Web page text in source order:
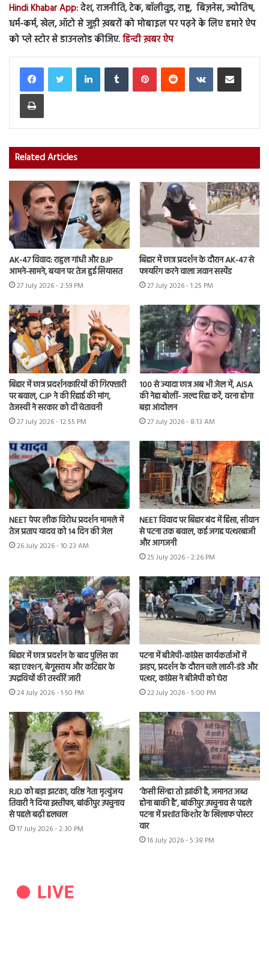
Hindi Khabar App:देश, राजनीति, टेक, बॉलीवुड, राष्ट्र, बिज़नेस, ज्योतिष,
धर्म-कर्म, खेल, ऑटो से जुड़ी ख़बरों को मोबाइल पर पढ़ने के लिए हमारे ऐप
को प्ले स्टोर से डाउनलोड कीजिए.हिन्दी ख़बर ऐप
LinkedInTumblr PinterestReddit VKontakteShare via Email
Print
Related Articles
AK-47 विवाद: राहुल गांधी और BJP
आमने-सामने, बयान पर तेज हुई सियासत
27 July 2026 - 2:59 PM
बिहार में छात्र प्रदर्शन के दौरान AK-47 से
फायरिंग करने वाला जवान सस्पेंड
27 July 2026 - 1:25 PM
बिहार में छात्र प्रदर्शनकारियों की गिरफ्तारी
पर बवाल, CJP ने की रिहाई की मांग,
तेजस्वी ने सरकार को दी चेतावनी
27 July 2026 - 12:55 PM
100 से ज्यादा छात्र अब भी जेल में, AISA
की नेहा बोलीं- जल्द रिहा करें, वरना होगा
बड़ा आंदोलन
27 July 2026 - 8:13 AM
NEET पेपर लीक विरोध प्रदर्शन मामले में
तेज प्रताप यादव को 14 दिन की जेल
26 July 2026 - 10:23 AM
NEET विवाद पर बिहार बंद में हिंसा, सीवान
से पटना तक बवाल, कई जगह पत्थरबाजी
और आगजनी
25 July 2026 - 2:26 PM
बिहार में छात्र प्रदर्शन के बाद पुलिस का
बड़ा एक्शन, बेगूसराय और कटिहार के
उपद्रवियों की तस्वीरें जारी
24 July 2026 - 1:50 PM
पटना में बीजेपी-कांग्रेस कार्यकर्ताओं में
झड़प, प्रदर्शन के दौरान चले लाठी-डंडे और
पत्थर, कांग्रेस ने बीजेपी को घेरा
22 July 2026 - 5:00 PM
RJD को बड़ा झटका, वरिष्ठ नेता मृत्युंजय
तिवारी ने दिया इस्तीफा, बांकीपुर उपचुनाव
से पहले बढ़ी हलचल
17 July 2026 - 2:30 PM
‘केसी सिन्हा तो झांकी है, जमानत जब्त
होना बाकी है’, बांकीपुर उपचुनाव से पहले
पटना में प्रशांत किशोर के खिलाफ पोस्टर
वार
16 July 2026 - 5:38 PM